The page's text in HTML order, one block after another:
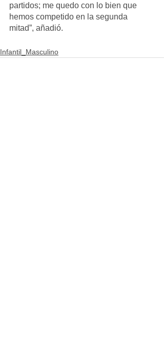
partidos; me quedo con lo bien que
hemos competido en la segunda
mitad”, añadió.
Infantil_Masculino